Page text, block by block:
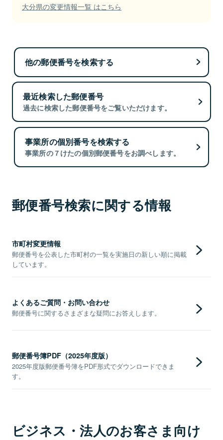
大分県の変更情報一覧 はこちら
他の郵便番号を検索する
最近検索した郵便番号
過去に検索した郵便番号をご覧いただけます。
事業所の個別番号を検索する
事業所の７けたの個別郵便番号をお調べします。
郵便番号検索に関する情報
市町村変更情報
郵便番号を公表した市町村の一覧を実施日の新しい順に掲載
しています。
よくあるご質問・お問い合わせ
郵便番号に関するさまざまな疑問にお答えします。
郵便番号簿PDF（2025年度版）
2025年度版郵便番号簿をPDF形式でダウンロードできま
す。
ビジネス・法人のお客さま向け